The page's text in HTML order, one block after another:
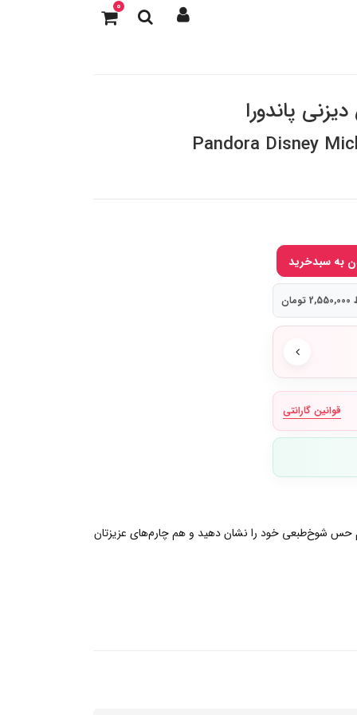
0
پاندورا
Pandora Disney
قوانین گارانتی
حس شوخ‌طبعی خود را نشان دهید و هم چارم‌های عزیزتان